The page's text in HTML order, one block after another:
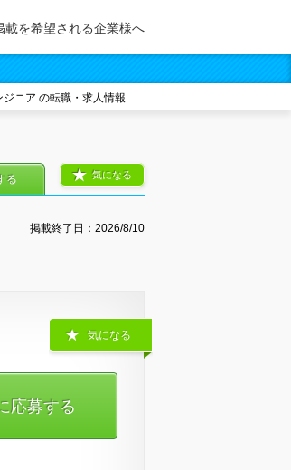
載を希望される企業様へ
ニア.の転職・求人情報
掲載終了日： 2026/8/10
気になる
る
気になる
応募する